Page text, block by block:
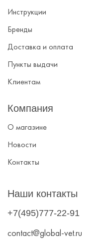
Инструкции
Бренды
Доставка и оплата
Пункты выдачи
Клиентам
Компания
О магазине
Новости
Контакты
Наши контакты
+7(495)777-22-91
contact@global-vet.ru